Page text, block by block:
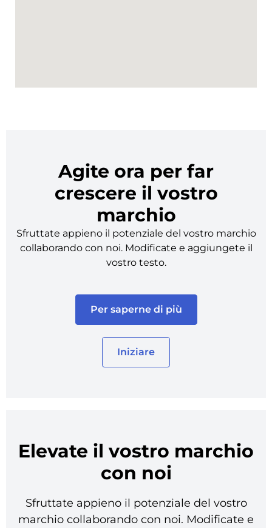
Agite ora per far
crescere il vostro
marchio
Sfruttate appieno il potenziale del vostro marchio
collaborando con noi. Modificate e aggiungete il
vostro testo.
Per saperne di più
Iniziare
Elevate il vostro marchio
con noi
Sfruttate appieno il potenziale del vostro
marchio collaborando con noi. Modificate e